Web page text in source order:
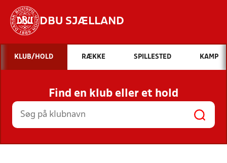
DBU SJÆLLAND
Hvad vil du søge efter?
INDHOLD OG NYHEDER
STILLINGER, RESULTATER, KLUBBER OG
HOLD
KLUB/HOLD RÆKKE SPILLESTED KAMP
Find en klub eller et hold